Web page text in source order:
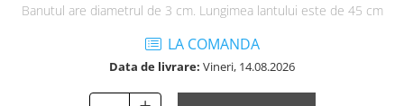
Banutul are diametrul de 3 cm. Lungimea lantului este de 45 cm
LA COMANDA
Data de livrare: Vineri, 14.08.2026